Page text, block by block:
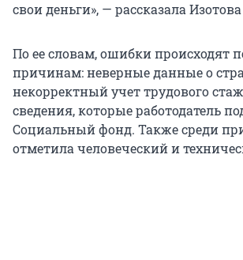
свои деньги», — рассказала
По ее словам, ошибки происходят
причинам: неверные данные о
некорректный учет трудового
сведения, которые работодатель
Социальный фонд. Также среди
отметила человеческий и